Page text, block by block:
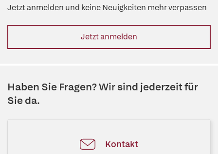
Jetzt anmelden und keine Neuigkeiten mehr verpassen
Jetzt anmelden
Haben Sie Fragen? Wir sind jederzeit für
Sie da.
Kontakt